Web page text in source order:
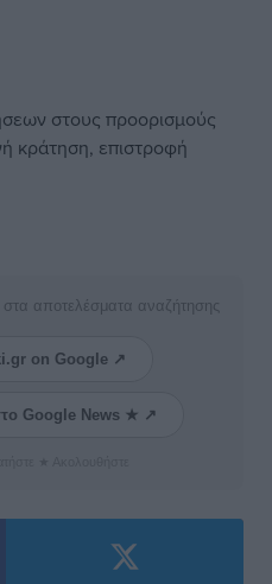
στους προορισμούς
κράτηση, επιστροφή
αποτελέσματα αναζήτησης
on Google ↗
Google News ★ ↗